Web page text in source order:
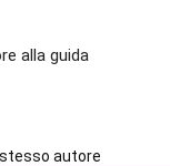
alla guida
autore